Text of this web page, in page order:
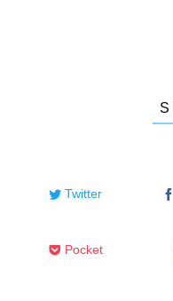
Twitter
Pocket